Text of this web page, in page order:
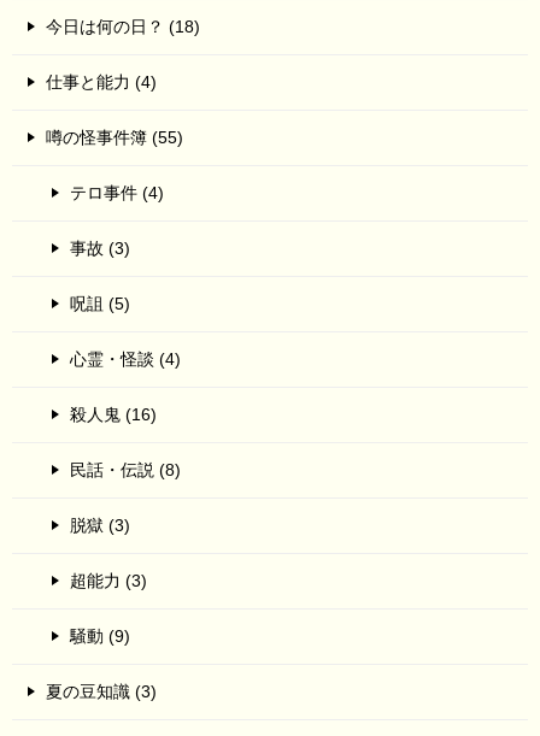
今日は何の日？ (18)
仕事と能力 (4)
噂の怪事件簿 (55)
テロ事件 (4)
事故 (3)
呪詛 (5)
心霊・怪談 (4)
殺人鬼 (16)
民話・伝説 (8)
脱獄 (3)
超能力 (3)
騒動 (9)
夏の豆知識 (3)